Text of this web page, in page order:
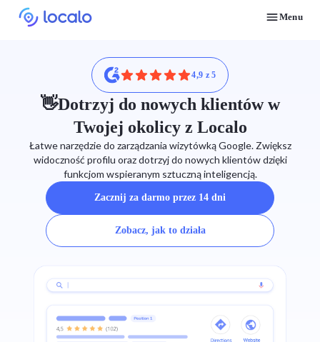
Menu
4,9 z 5
👋Dotrzyj do nowych klientów w
Twojej okolicy z Localo
Łatwe narzędzie do zarządzania wizytówką Google. Zwiększ
widoczność profilu oraz dotrzyj do nowych klientów dzięki
funkcjom wspieranym sztuczną inteligencją.
Zacznij za darmo przez 14 dni
Zobacz, jak to działa